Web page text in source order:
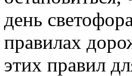
день
правилах
этих правил